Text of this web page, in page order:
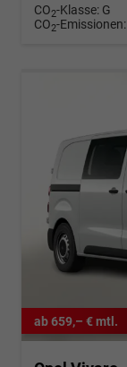
CO2-Klasse: G
CO2-Emissionen:
ab 659,– € mtl.